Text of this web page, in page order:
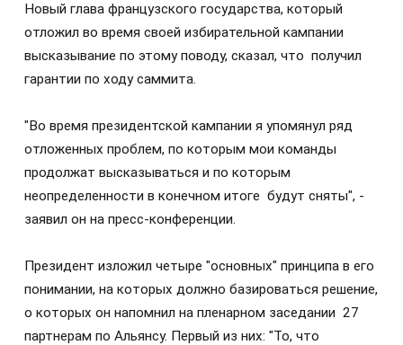
Новый глава французского государства, который
отложил во время своей избирательной кампании
высказывание по этому поводу, сказал, что получил
гарантии по ходу саммита.
"Во время президентской кампании я упомянул ряд
отложенных проблем, по которым мои команды
продолжат высказываться и по которым
неопределенности в конечном итоге будут сняты", -
заявил он на пресс-конференции.
Президент изложил четыре "основных" принципа в его
понимании, на которых должно базироваться решение,
о которых он напомнил на пленарном заседании 27
партнерам по Альянсу. Первый из них: "То, что